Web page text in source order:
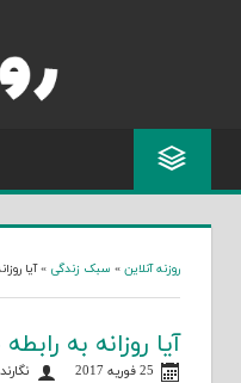
روزنه آنلاین » سبک زندگی »آیا
آیا روزانه به
25 فوریه 2017